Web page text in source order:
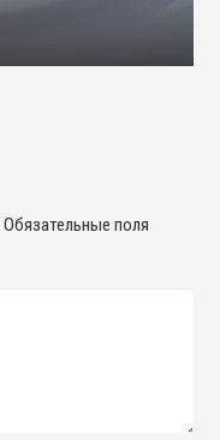
Обязательные поля